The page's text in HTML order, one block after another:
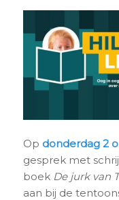
Op donderdag 2
gesprek met
boek De jurk van
aan bij de